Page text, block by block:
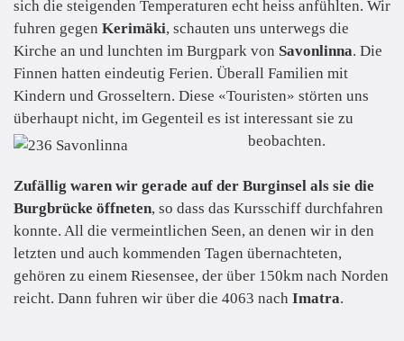
sich die steigenden Temperaturen echt heiss anfühlten. Wir
fuhren gegen Kerimäki, schauten uns unterwegs die
Kirche an und lunchten im Burgpark von Savonlinna. Die
Finnen hatten eindeutig Ferien. Überall Familien mit
Kindern und Grosseltern. Diese «Touristen» störten uns
überhaupt nicht, im Gegenteil es ist interessant sie zu
beobachten.
Zufällig waren wir gerade auf der Burginsel als sie die
Burgbrücke öffneten, so dass das Kursschiff durchfahren
konnte. All die vermeintlichen Seen, an denen wir in den
letzten und auch kommenden Tagen übernachteten,
gehören zu einem Riesensee, der über 150km nach Norden
reicht. Dann fuhren wir über die 4063 nach Imatra.